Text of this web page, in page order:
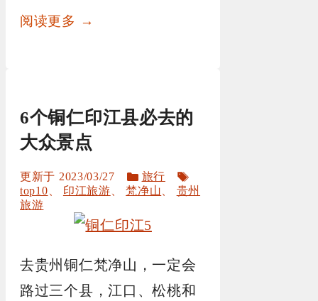
阅读更多 →
6个铜仁印江县必去的
大众景点
2023/03/27
分
类
旅行
签
top10 印江旅游 、梵净山
贵州
旅游
去贵州铜仁梵净山，一定会
路过三个县，江口、松桃和